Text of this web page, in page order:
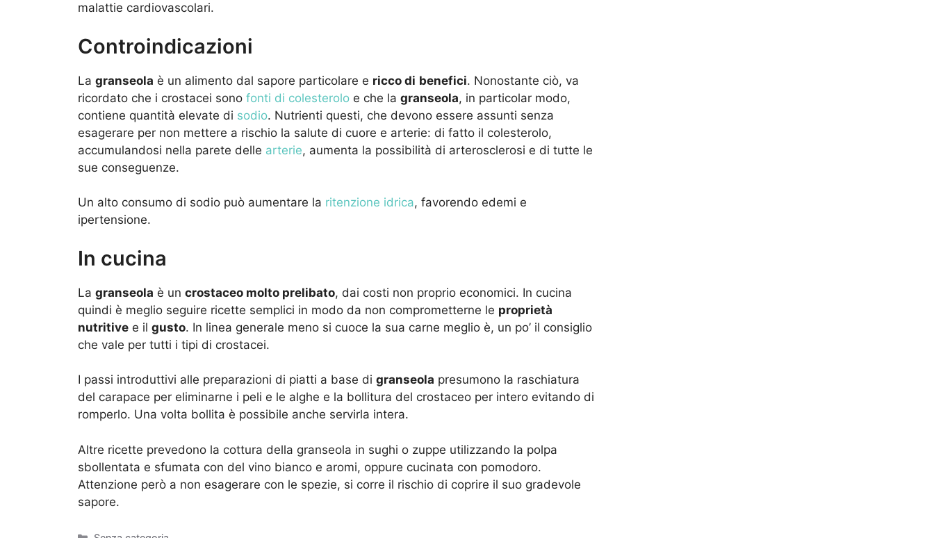
malattie cardiovascolari.
Controindicazioni
La granseola è un alimento dal sapore particolare e ricco di benefici. Nonostante ciò, va
ricordato che i crostacei sono fonti di colesterolo e che la granseola, in particolar modo,
contiene quantità elevate di sodio. Nutrienti questi, che devono essere assunti senza
esagerare per non mettere a rischio la salute di cuore e arterie: di fatto il colesterolo,
accumulandosi nella parete delle arterie, aumenta la possibilità di arterosclerosi e di tutte le
sue conseguenze.
Un alto consumo di sodio può aumentare la ritenzione idrica, favorendo edemi e
ipertensione.
In cucina
La granseola è un crostaceo molto prelibato, dai costi non proprio economici. In cucina
quindi è meglio seguire ricette semplici in modo da non comprometterne le proprietà
nutritive e il gusto. In linea generale meno si cuoce la sua carne meglio è, un po’ il consiglio
che vale per tutti i tipi di crostacei.
I passi introduttivi alle preparazioni di piatti a base di granseola presumono la raschiatura
del carapace per eliminarne i peli e le alghe e la bollitura del crostaceo per intero evitando di
romperlo. Una volta bollita è possibile anche servirla intera.
Altre ricette prevedono la cottura della granseola in sughi o zuppe utilizzando la polpa
sbollentata e sfumata con del vino bianco e aromi, oppure cucinata con pomodoro.
Attenzione però a non esagerare con le spezie, si corre il rischio di coprire il suo gradevole
sapore.